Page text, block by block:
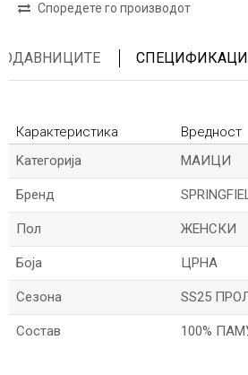
Споредете го производот
Карактеристика
Вредност
Kатегорија
МАИЦИ
Бренд
Пол ЖЕНСКИ
Боја ЦРНА
Сезона SS25
Состав 100%